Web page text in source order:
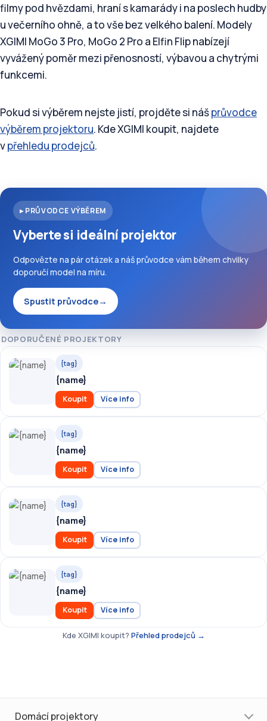
filmy pod hvězdami, hraní s kamarády i na poslech hudby
u večerního ohně, a to vše bez velkého balení. Modely
XGIMI MoGo 3 Pro, MoGo 2 Pro a Elfin Flip nabízejí
vyvážený poměr mezi přenosností, výbavou a chytrými
funkcemi.
Pokud si výběrem nejste jistí, projděte si nášprůvodce
výběrem projektoru. Kde XGIMI koupit, najdete
vpřehledu prodejců.
▸ PRŮVODCE VÝBĚREM
Vyberte si ideální projektor
Odpovězte na pár otázek a náš průvodce vám během chvilky
doporučí model na míru.
Spustit průvodce→
DOPORUČENÉ PROJEKTORY
{tag}
{name}
Koupit Více info
{tag}
{name}
Koupit Více info
{tag}
{name}
Koupit Více info
{tag}
{name}
Koupit Více info
Kde XGIMI koupit? Přehled prodejců →
Domácí projektory